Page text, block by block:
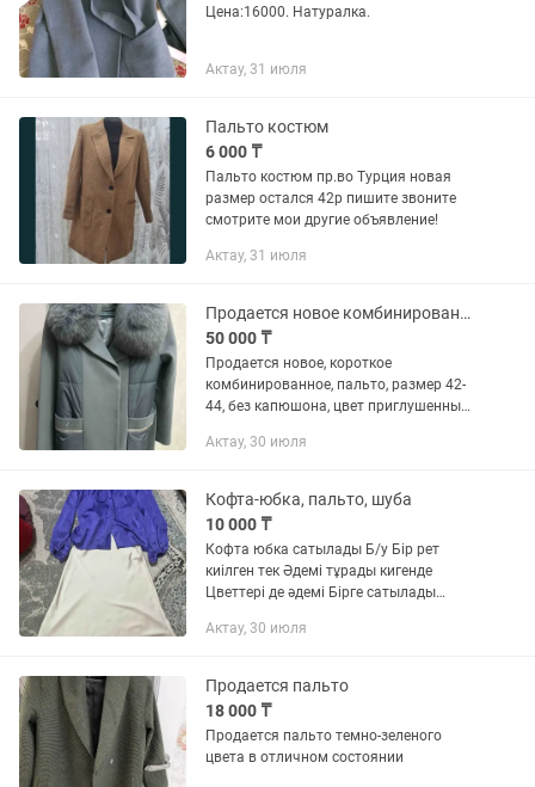
Цена:16000. Натуралка.
Актау, 31 июля
Пальто костюм
6 000 ₸
Пальто костюм пр.во Турция новая
размер остался 42р пишите звоните
смотрите мои другие объявление!
Актау, 31 июля
Продается новое комбинированное пальто
50 000 ₸
Продается новое, короткое
комбинированное, пальто, размер 42-
44, без капюшона, цвет приглушенный
Актау, 30 июля
Кофта-юбка, пальто, шуба
10 000 ₸
Кофта юбка сатылады Б/у Бір рет
киілген тек Әдемі тұрады кигенде
Цветтері де әдемі Бірге сатылады
беремін Размері 42 Корейский
Актау, 30 июля
Продается пальто
18 000 ₸
Продается пальто темно-зеленого
цвета в отличном состоянии